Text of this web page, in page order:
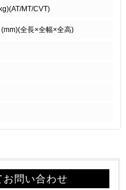
MT/CVT)
(mm)(全長×全幅×全高)
お問い合わせ